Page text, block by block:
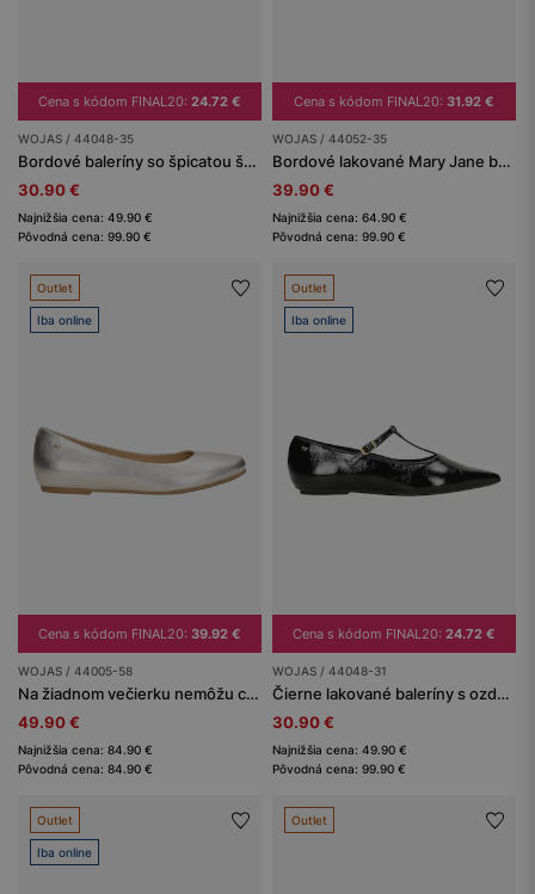
Cena s kódom FINAL20: 24.72 €
WOJAS / 44048-35
Bordové baleríny so špicatou špičkou a ozdobným remienkom
30.90 €
Najnižšia cena: 49.90 €
Pôvodná cena: 99.90 €
Cena s kódom FINAL20: 31.92 €
WOJAS / 44052-35
Bordové lakované Mary Jane balerínky s dvoma remienkami na priehlavku
39.90 €
Najnižšia cena: 64.90 €
Pôvodná cena: 99.90 €
Outlet
Iba online
Cena s kódom FINAL20: 39.92 €
WOJAS / 44005-58
Na žiadnom večierku nemôžu chýbať kožené poltopánky dámske
49.90 €
Najnižšia cena: 84.90 €
Pôvodná cena: 84.90 €
Outlet
Iba online
Cena s kódom FINAL20: 24.72 €
WOJAS / 44048-31
Čierne lakované baleríny s ozdobným remienkom
30.90 €
Najnižšia cena: 49.90 €
Pôvodná cena: 99.90 €
Outlet
Iba online
Outlet